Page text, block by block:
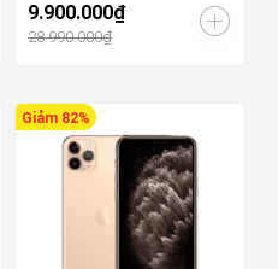
9.900.000₫
28.990.000₫
Giảm 82%